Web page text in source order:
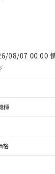
08/07 00:00
種
格